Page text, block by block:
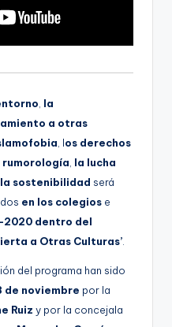
la
a otras
, los derechos
rumorología la lucha
la sostenibilidad será
en los colegios e
2020 dentro del
a Otras Culturas’
del programa han sido
de noviembre por la
Ruiz y por la concejala